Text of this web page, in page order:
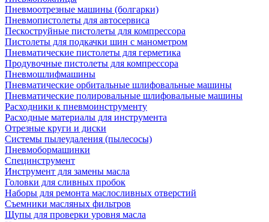
Пневмоотрезные машины (болгарки)
Пневмопистолеты для автосервиса
Пескоструйные пистолеты для компрессора
Пистолеты для подкачки шин с манометром
Пневматические пистолеты для герметика
Продувочные пистолеты для компрессора
Пневмошлифмашины
Пневматические орбитальные шлифовальные машины
Пневматические полировальные шлифовальные машины
Расходники к пневмоинструменту
Расходные материалы для инструмента
Отрезные круги и диски
Системы пылеудаления (пылесосы)
Пневмобормашинки
Специнструмент
Инструмент для замены масла
Головки для сливных пробок
Наборы для ремонта маслосливных отверстий
Съемники масляных фильтров
Щупы для проверки уровня масла